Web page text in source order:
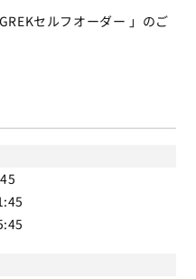
セルフオーダー 」のご